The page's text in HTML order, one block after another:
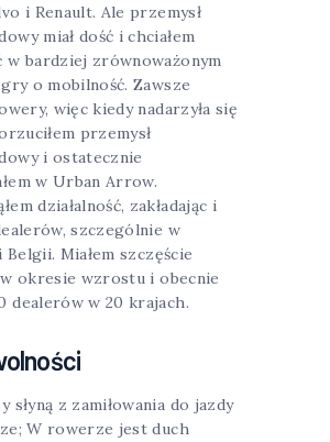
i Renault. Ale przemysł
miał dość i chciałem
w bardziej zrównoważonym
o mobilność. Zawsze
więc kiedy nadarzyła się
przemysł
i ostatecznie
w Urban Arrow.
działalność, zakładając i
szczególnie w
Miałem szczęście
w okresie wzrostu i obecnie
dealerów w 20 krajach.
słyną z zamiłowania do jazdy
W rowerze jest duch